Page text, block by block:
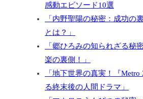
感動エピソード10選
「内野聖陽の秘密：成功の
とは？」
「郷ひろみの知られざる秘
楽の裏側！」
「地下世界の真実！『
る終末後の人間ドラマ」